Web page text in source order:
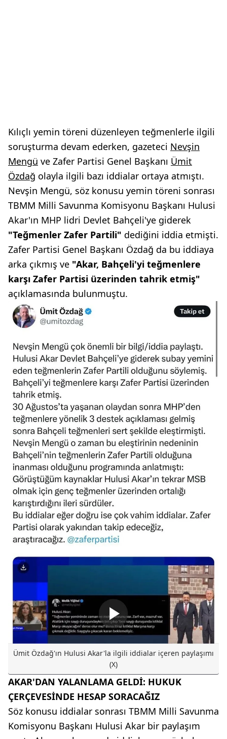
Kılıçlı yemin töreni düzenleyen teğmenlerle ilgili
soruşturma devam ederken, gazeteci Nevşin
Mengü ve Zafer Partisi Genel Başkanı Ümit
Özdağ olayla ilgili bazı iddialar ortaya atmıştı.
Nevşin Mengü, söz konusu yemin töreni sonrası
TBMM Milli Savunma Komisyonu Başkanı Hulusi
Akar'ın MHP lidri Devlet Bahçeli'ye giderek
"Teğmenler Zafer Partili" dediğini iddia etmişti.
Zafer Partisi Genel Başkanı Özdağ da bu iddiaya
arka çıkmış ve "Akar, Bahçeli'yi teğmenlere
karşı Zafer Partisi üzerinden tahrik etmiş"
açıklamasında bulunmuştu.
Ümit Özdağ'ın Hulusi Akar'la ilgili iddialar içeren paylaşımı
(X)
AKAR'DAN YALANLAMA GELDİ: HUKUK
ÇERÇEVESİNDE HESAP SORACAĞIZ
Söz konusu iddialar sonrası TBMM Milli Savunma
Komisyonu Başkanı Hulusi Akar bir paylaşım